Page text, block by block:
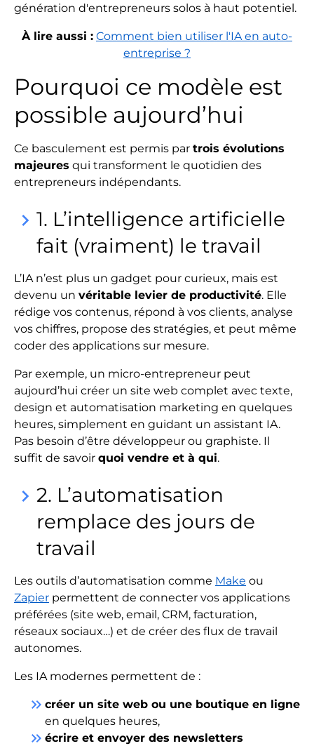
génération d'entrepreneurs solos à haut potentiel.
À lire aussi : Comment bien utiliser l'IA en auto-
entreprise ?
Pourquoi ce modèle est
possible aujourd’hui
Ce basculement est permis par trois évolutions
majeures qui transforment le quotidien des
entrepreneurs indépendants.
keyboard_arrow_right 1. L’intelligence artificielle
fait (vraiment) le travail
L’IA n’est plus un gadget pour curieux, mais est
devenu un véritable levier de productivité. Elle
rédige vos contenus, répond à vos clients, analyse
vos chiffres, propose des stratégies, et peut même
coder des applications sur mesure.
Par exemple, un micro-entrepreneur peut
aujourd’hui créer un site web complet avec texte,
design et automatisation marketing en quelques
heures, simplement en guidant un assistant IA.
Pas besoin d’être développeur ou graphiste. Il
suffit de savoir quoi vendre et à qui.
keyboard_arrow_right 2. L’automatisation
remplace des jours de
travail
Les outils d’automatisation comme Make ou
Zapier permettent de connecter vos applications
préférées (site web, email, CRM, facturation,
réseaux sociaux…) et de créer des flux de travail
autonomes.
Les IA modernes permettent de :
keyboard_double_arrow_right créer un site web ou une boutique en ligne
en quelques heures,
keyboard_double_arrow_right écrire et envoyer des newsletters